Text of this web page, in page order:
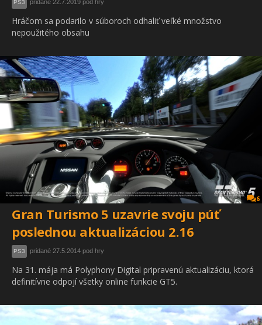
PS3 pridané 22.7.2019 pod hry
Hráčom sa podarilo v súboroch odhaliť veľké množstvo
nepoužitého obsahu
6
Gran Turismo 5 uzavrie svoju púť
poslednou aktualizáciou 2.16
PS3 pridané 27.5.2014 pod hry
Na 31. mája má Polyphony Digital pripravenú aktualizáciu, ktorá
definitívne odpojí všetky online funkcie GT5.